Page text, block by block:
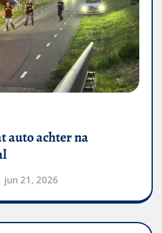
auto achter na
jun 21, 2026